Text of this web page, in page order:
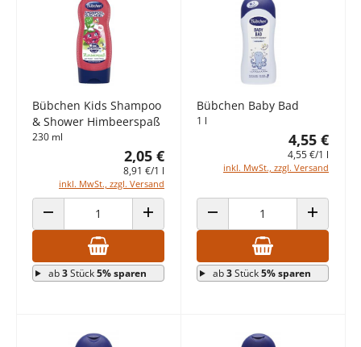
Bübchen Kids Shampoo
& Shower Himbeerspaß
230 ml
2,05 €
8,91 €/1 l
inkl. MwSt., zzgl. Versand
ANZAHL VERRINGERN ANZAHL ERHÖHEN
ab3Stück5% sparen
Bübchen Baby Bad
1 l
4,55 €
4,55 €/1 l
inkl. MwSt., zzgl. Versand
ANZAHL VERRINGERN ANZAHL
ab3Stück5% sparen